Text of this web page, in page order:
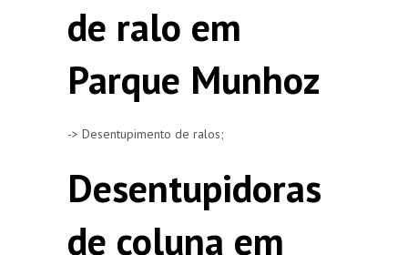
de ralo em
Parque Munhoz
-> Desentupimento de ralos;
Desentupidoras
de coluna em